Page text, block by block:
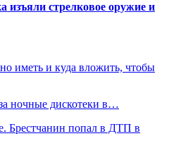
изъяли стрелковое оружие и
иметь и куда вложить, чтобы
ночные дискотеки в…
Брестчанин попал в ДТП в